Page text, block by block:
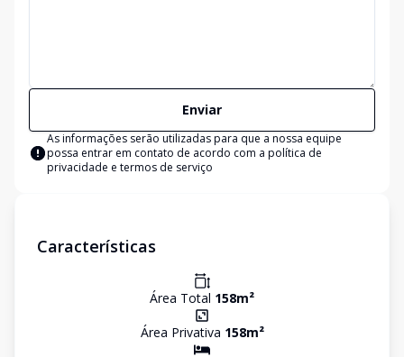
Enviar
As informações serão utilizadas para que a nossa equipe
possa entrar em contato de acordo com a política de
privacidade e termos de serviço
Características
Área Total 158m²
Área Privativa 158m²